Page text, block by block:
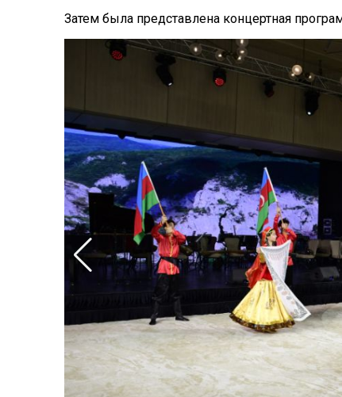
Затем была представлена концертная
Поделитесь новостью